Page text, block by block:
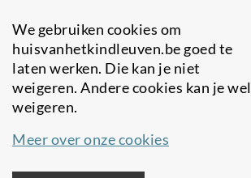
We gebruiken cookies om
huisvanhetkindleuven.be goed te
laten werken. Die kan je niet
weigeren. Andere cookies kan je wel
weigeren.
Meer over onze cookies